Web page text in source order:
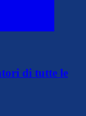
di tutte le